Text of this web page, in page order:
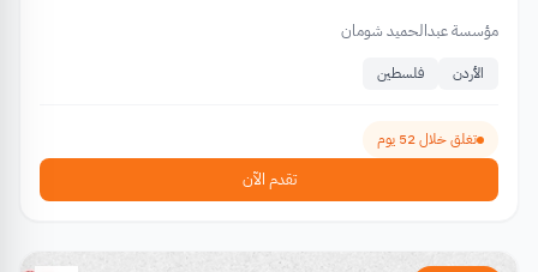
مؤسسة عبدالحميد شومان
الأردن فلسطين
تغلق خلال 52 يوم
تقدم الآن